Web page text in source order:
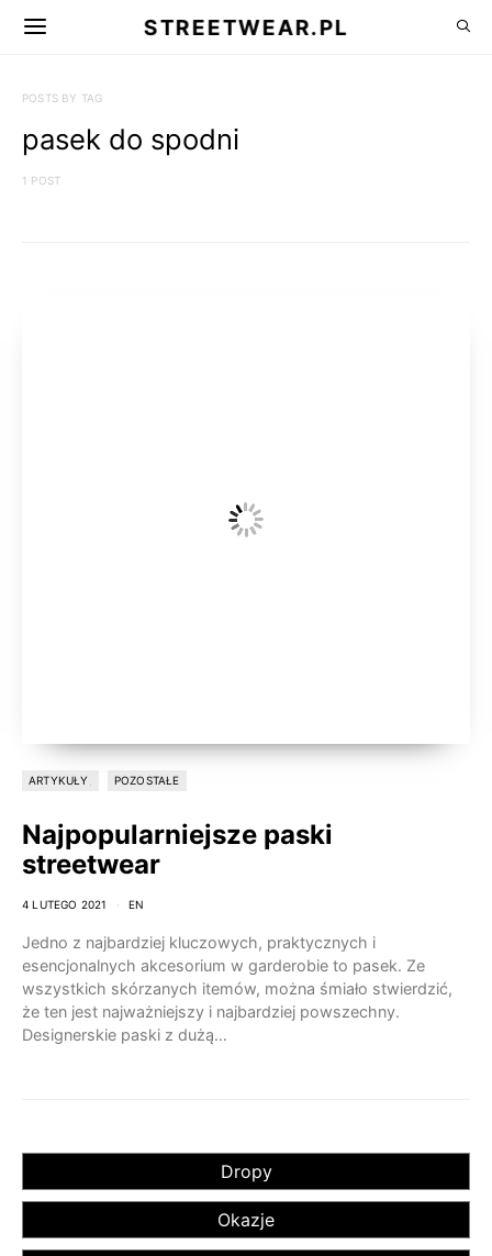
STREETWEAR.PL
POSTS BY TAG
pasek do spodni
1 POST
ARTYKUŁY POZOSTAŁE
Najpopularniejsze paski
streetwear
4 LUTEGO 2021 EN
Jedno z najbardziej kluczowych, praktycznych i
esencjonalnych akcesorium w garderobie to pasek. Ze
wszystkich skórzanych itemów, można śmiało stwierdzić,
że ten jest najważniejszy i najbardziej powszechny.
Designerskie paski z dużą…
Dropy
Okazje